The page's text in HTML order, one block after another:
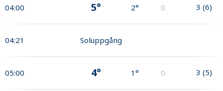
04:00 5° 2° 0 3 (6)
04:21 Soluppgång
05:00 4° 1° 0 3 (5)